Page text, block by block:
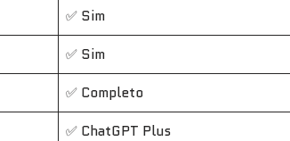
✅ Sim
✅ Sim
✅ Completo
✅ ChatGPT Plus